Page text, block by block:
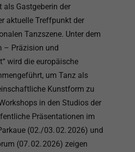
als Gastgeberin der
aktuelle Treffpunkt der
Tanzszene. Unter dem
– Präzision und
wird die europäische
um Tanz als
Kunstform zu
in den Studios der
Präsentationen im
(02./03. 02. 2026) und
(07. 02. 2026) zeigen